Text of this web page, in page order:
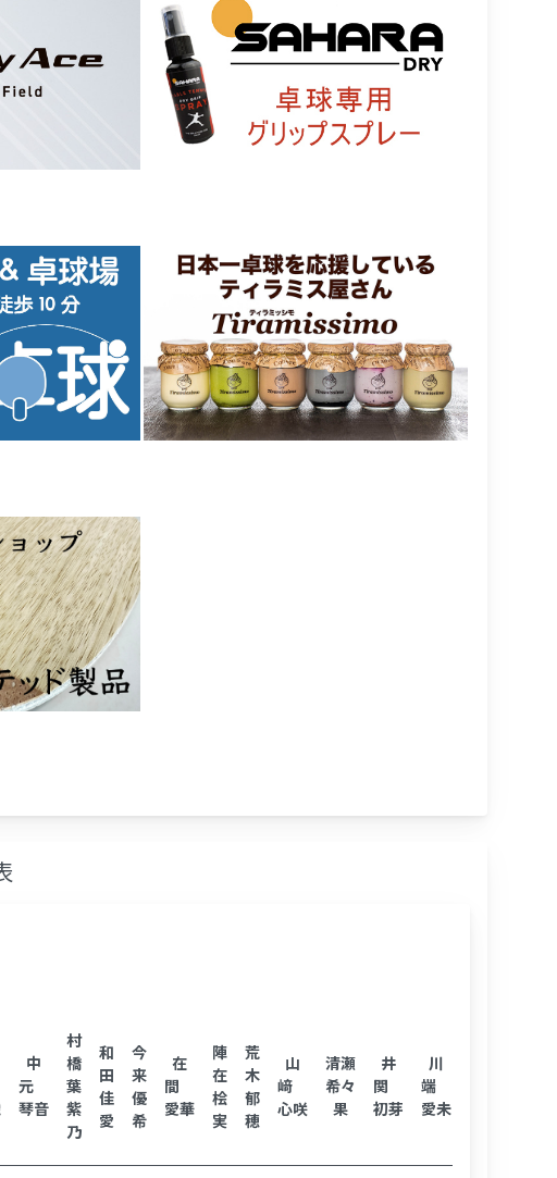
中
元
琴音
村
橋
葉
紫
乃
和
田
佳
愛
今
来
優
希
在
間
愛華
陣
在
桧
実
荒
木
郁
穂
山
﨑
心咲
清瀬
希々
果
井
関
初芽
川
端
愛未